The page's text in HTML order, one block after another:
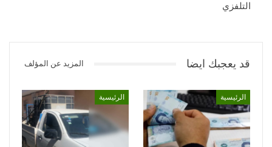
التلفزي
قد يعجبك ايضا المزيد عن المؤلف
الرئيسية الرئيسية